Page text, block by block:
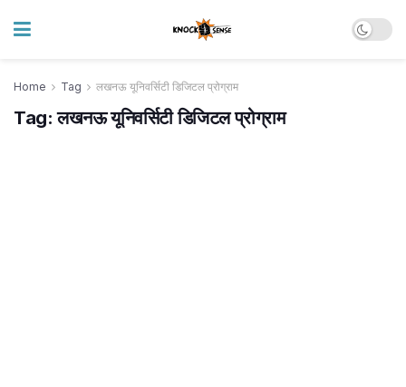
Home Tag लखनऊ यूनिवर्सिटी डिजिटल प्रोग्राम
Tag:लखनऊ यूनिवर्सिटी डिजिटल प्रोग्राम